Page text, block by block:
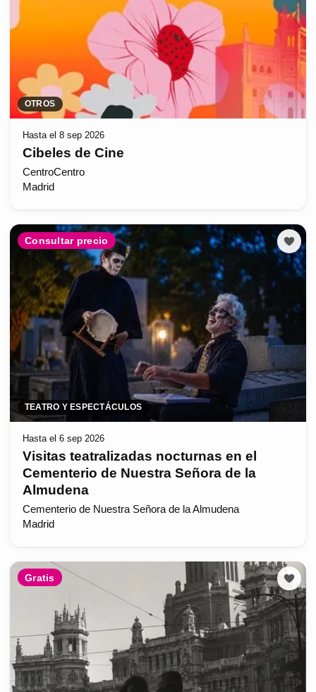
OTROS
Hasta el 8 sep 2026
Cibeles de Cine
CentroCentro
Madrid
Consultar precio
TEATRO Y ESPECTÁCULOS
Hasta el 6 sep 2026
Visitas teatralizadas nocturnas en el
Cementerio de Nuestra Señora de la
Almudena
Cementerio de Nuestra Señora de la Almudena
Madrid
Gratis